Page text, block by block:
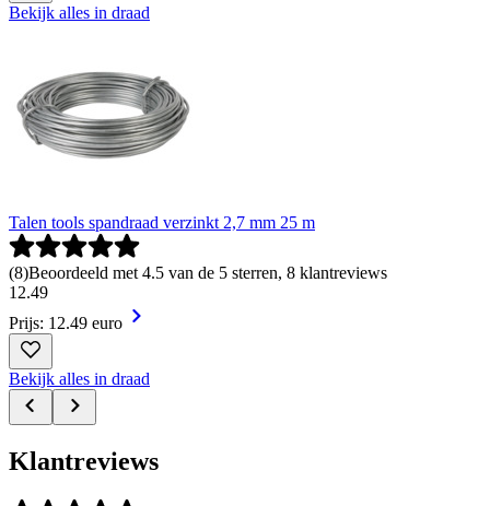
Bekijk alles in draad
Talen tools spandraad verzinkt 2,7 mm 25 m
(8)Beoordeeld met 4.5 van de 5 sterren, 8 klantreviews
12.49
Prijs: 12.49 euro
Bekijk alles in draad
Klantreviews